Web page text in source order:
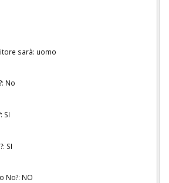
sarà: uomo
No
SI
SI
No?: NO